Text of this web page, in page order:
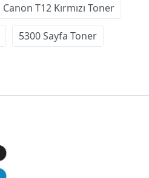
Canon T12 Kırmızı Toner
5300 Sayfa Toner